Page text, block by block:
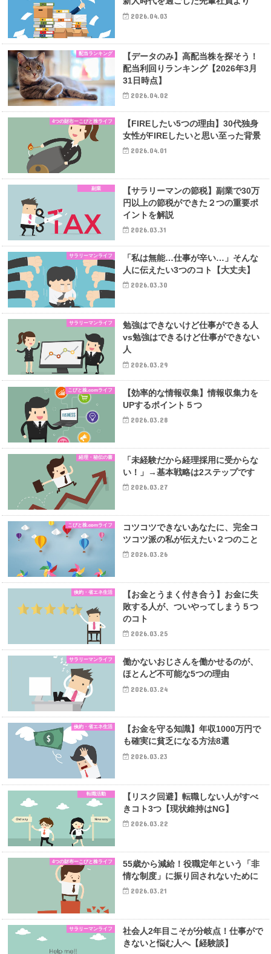
2026.04.03
配当ランキング
【データのみ】高配当株を探そう！
配当利回りランキング【2026年3月
31日時点】
2026.04.02
4つの財布ーこびと株ライフ
【FIREしたい5つの理由】30代独身
女性がFIREしたいと思い至った背景
2026.04.01
副業
【サラリーマンの節税】副業で30万
円以上の節税ができた２つの重要ポ
イントを解説
2026.03.31
サラリーマンライフ
「私は無能…仕事が辛い…」そんな
人に伝えたい3つのコト【大丈夫】
2026.03.30
サラリーマンライフ
勉強はできないけど仕事ができる人
vs勉強はできるけど仕事ができない
人
2026.03.29
こびと株.comライフ
【効率的な情報収集】情報収集力を
UPするポイント５つ
2026.03.28
経理・秘伝の書
「未経験だから経理採用に受からな
い！」→基本戦略は2ステップです
2026.03.27
こびと株.comライフ
コツコツできないあなたに、完全コ
ツコツ派の私が伝えたい２つのこと
2026.03.26
倹約・省エネ生活
【お金とうまく付き合う】お金に失
敗する人が、ついやってしまう５つ
のコト
2026.03.25
サラリーマンライフ
働かないおじさんを働かせるのが、
ほとんど不可能な5つの理由
2026.03.24
倹約・省エネ生活
【お金を守る知識】年収1000万円で
も確実に貧乏になる方法8選
2026.03.23
転職活動
【リスク回避】転職しない人がすべ
きコト3つ【現状維持はNG】
2026.03.22
4つの財布ーこびと株ライフ
55歳から減給！役職定年という「非
情な制度」に振り回されないために
2026.03.21
サラリーマンライフ
社会人2年目こそが分岐点！仕事がで
きないと悩む人へ【経験談】